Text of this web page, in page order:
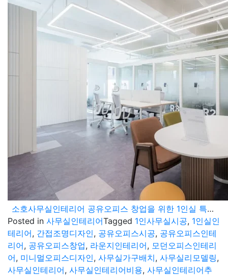
소호사무실인테리어 공유오피스 창업을 위한 1인실 특화 설계 및 모던한 탕비 공간 구성
Posted in 사무실인테리어Tagged 1인사무실시공, 1인실인
테리어, 간접조명디자인, 공유오피스시공, 공유오피스인테
리어, 공유오피스창업, 라운지인테리어, 모던오피스인테리
어, 미니멀오피스디자인, 사무실가구배치, 사무실리모델링,
사무실인테리어, 사무실인테리어비용, 사무실인테리어추